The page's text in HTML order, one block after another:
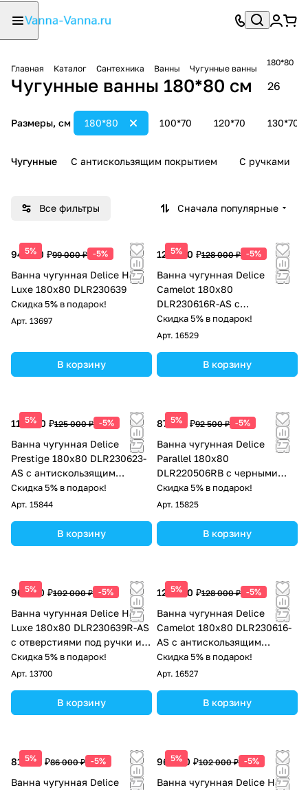
Главная Каталог Сантехника Ванны Чугунные ванны
180*80
Чугунные ванны 180*80 см 26
Размеры, см 100*70 120*70 130*70
180*80
Чугунные С антискользящим покрытием С ручками
Все фильтры Сначала популярные
5%
94 050 ₽99 000 ₽ -5%
Ванна чугунная Delice Haiti
Luxe 180х80 DLR230639
Скидка 5% в подарок!
Арт. 13697
В корзину
5%
121 600 ₽128 000 ₽ -5%
Ванна чугунная Delice
Camelot 180х80
DLR230616R-AS с
отверстиями под ручки и
антискользящим покрытием
Скидка 5% в подарок!
Арт. 16529
В корзину
5%
118 750 ₽125 000 ₽ -5%
Ванна чугунная Delice
Prestige 180х80 DLR230623-
AS с антискользящим
покрытием
Скидка 5% в подарок!
Арт. 15844
В корзину
5%
87 875 ₽92 500 ₽ -5%
Ванна чугунная Delice
Parallel 180х80
DLR220506RB с черными
матовыми ручками
Скидка 5% в подарок!
Арт. 15825
В корзину
5%
96 900 ₽102 000 ₽ -5%
Ванна чугунная Delice Haiti
Luxe 180х80 DLR230639R-AS
с отверстиями под ручки и
антискользящим покрытием
Скидка 5% в подарок!
Арт. 13700
В корзину
5%
121 600 ₽128 000 ₽ -5%
Ванна чугунная Delice
Camelot 180х80 DLR230616-
AS с антискользящим
покрытием
Скидка 5% в подарок!
Арт. 16527
В корзину
5%
81 700 ₽86 000 ₽ -5%
Ванна чугунная Delice
5%
96 900 ₽102 000 ₽ -5%
Ванна чугунная Delice Haiti